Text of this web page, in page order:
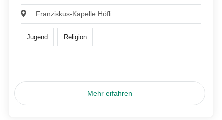
Franziskus-Kapelle Höfli
Jugend Religion
Mehr erfahren